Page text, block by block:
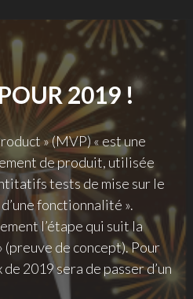
JANV.
AVEC
UNE
MINDMAP"
2019 !
» (MVP) « est une
de produit, utilisée
tests de mise sur le
fonctionnalité ».
l’étape qui suit la
(preuve de concept). Pour
de 2019 sera de passer d’un